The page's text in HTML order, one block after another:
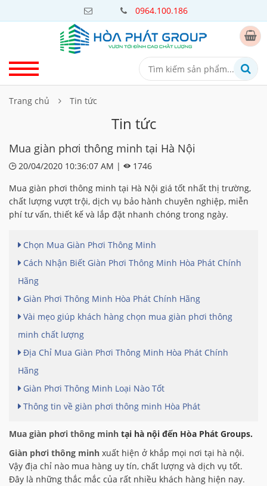
0964.100.186
Trang chủ Tin tức
Tin tức
Mua giàn phơi thông minh tại Hà Nội
20/04/2020 10:36:07 AM |
1746
Mua giàn phơi thông minh tại Hà Nội giá tốt nhất thị trường,
chất lượng vượt trội, dịch vụ bảo hành chuyên nghiệp, miễn
phí tư vấn, thiết kế và lắp đặt nhanh chóng trong ngày.
Chọn Mua Giàn Phơi Thông Minh
Cách Nhận Biết Giàn Phơi Thông Minh Hòa Phát Chính
Hãng
Giàn Phơi Thông Minh Hòa Phát Chính Hãng
Vài mẹo giúp khách hàng chọn mua giàn phơi thông
minh chất lượng
Địa Chỉ Mua Giàn Phơi Thông Minh Hòa Phát Chính
Hãng
Giàn Phơi Thông Minh Loại Nào Tốt
Thông tin về giàn phơi thông minh Hòa Phát
Mua giàn phơi thông minh tại hà nội đến Hòa Phát Groups.
Giàn phơi thông minh xuất hiện ở khắp mọi nơi tại hà nội.
Vậy địa chỉ nào mua hàng uy tín, chất lượng và dịch vụ tốt.
Đây là những thắc mắc của rất nhiều khách hàng hiện nay.